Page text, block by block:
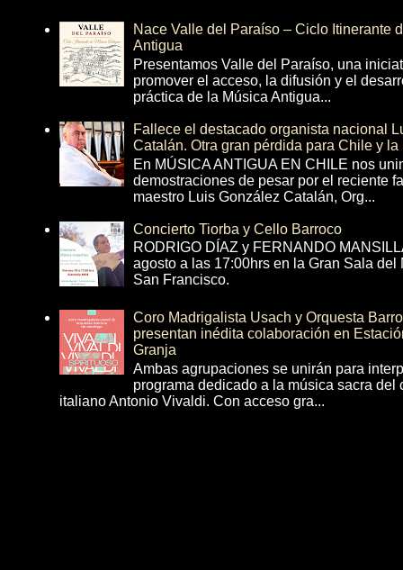
Nace Valle del Paraíso – Ciclo Itinerante
Antigua
Presentamos Valle del Paraíso, una
promover el acceso, la difusión y el
práctica de la Música Antigua...
Fallece el destacado organista nacional
Catalán. Otra gran pérdida para Chile y la
En MÚSICA ANTIGUA EN CHILE nos
demostraciones de pesar por el reciente
maestro Luis González Catalán, Org...
Concierto Tiorba y Cello Barroco
RODRIGO DÍAZ y FERNANDO
agosto a las 17:00hrs en la Gran Sala
San Francisco.
Coro Madrigalista Usach y Orquesta
presentan inédita colaboración en
Granja
Ambas agrupaciones se unirán para
programa dedicado a la música sacra del
italiano Antonio Vivaldi. Con acceso gra...